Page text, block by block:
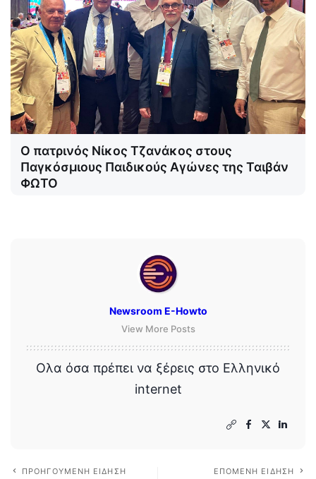
Ο πατρινός Νίκος Τζανάκος στους
Παγκόσμιους Παιδικούς Αγώνες της Ταιβάν
ΦΩΤΟ
Newsroom E-Howto
View More Posts
Ολα όσα πρέπει να ξέρεις στο Ελληνικό
internet
ΠΡΟΗΓΟΎΜΕΝΗ ΕΊΔΗΣΗ ΕΠΌΜΕΝΗ ΕΊΔΗΣΗ